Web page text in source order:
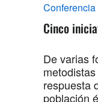
Cinco
De varias
respuesta
población